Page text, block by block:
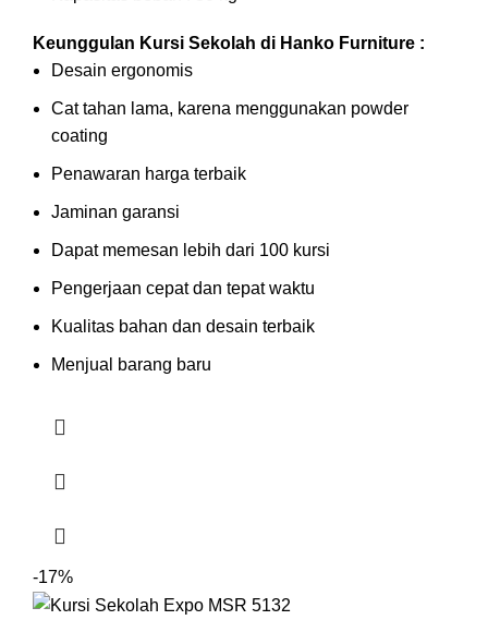
Keunggulan Kursi Sekolah di Hanko Furniture :
Desain ergonomis
Cat tahan lama, karena menggunakan powder
coating
Penawaran harga terbaik
Jaminan garansi
Dapat memesan lebih dari 100 kursi
Pengerjaan cepat dan tepat waktu
Kualitas bahan dan desain terbaik
Menjual barang baru
-17%